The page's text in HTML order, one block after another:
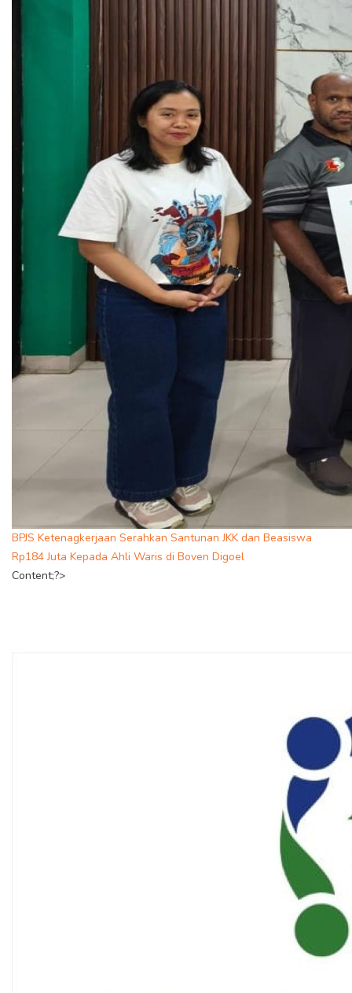
BPJS Ketenagkerjaan Serahkan Santunan JKK dan Beasiswa
Rp184 Juta Kepada Ahli Waris di Boven Digoel
Content;?>